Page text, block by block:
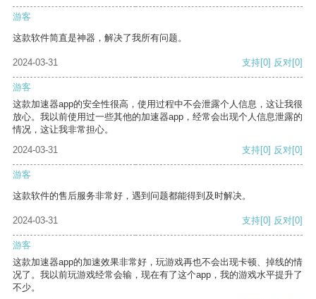
游客
这款软件简直是神器，解决了我所有问题。
2024-03-31 支持[0] 反对[0]
游客
这款加速器app的安全性很高，使用过程中不会泄露个人信息，这让我很
放心。我以前使用过一些其他的加速器app，经常会出现个人信息泄露的
情况，这让我非常担心。
2024-03-31
支持[0] 反对[0]
游客
这款软件的售后服务非常好，遇到问题都能得到及时解决。
2024-03-31 支持[0] 反对[0]
游客
这款加速器app的加速效果非常好，玩游戏再也不会出现卡顿、掉线的情
况了。我以前玩游戏经常会输，现在有了这个app，我的游戏水平提升了
不少。